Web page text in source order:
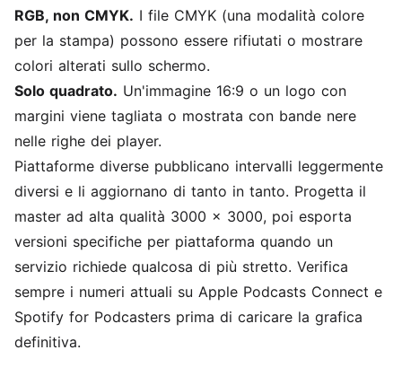
RGB, non CMYK. I file CMYK (una modalità colore
per la stampa) possono essere rifiutati o mostrare
colori alterati sullo schermo.
Solo quadrato. Un'immagine 16:9 o un logo con
margini viene tagliata o mostrata con bande nere
nelle righe dei player.
Piattaforme diverse pubblicano intervalli leggermente
diversi e li aggiornano di tanto in tanto. Progetta il
master ad alta qualità 3000 x 3000, poi esporta
versioni specifiche per piattaforma quando un
servizio richiede qualcosa di più stretto. Verifica
sempre i numeri attuali su Apple Podcasts Connect e
Spotify for Podcasters prima di caricare la grafica
definitiva.